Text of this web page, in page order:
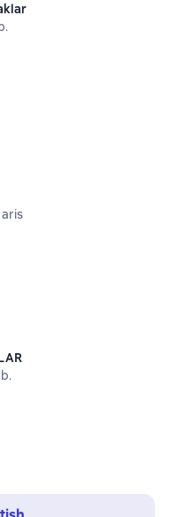
0 на основе 0 оценок
4 на основе 1 оценок
5 на основе 1 оценок